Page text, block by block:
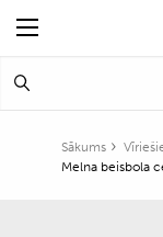
Sākums
Melna beisbola